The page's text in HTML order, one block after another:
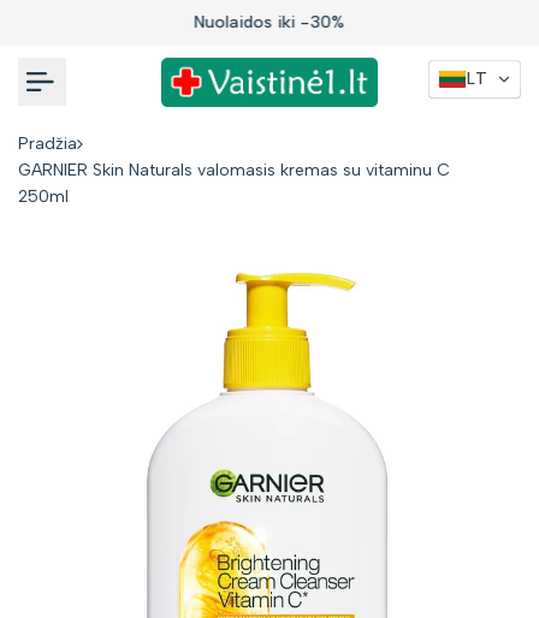
Nuolaidos iki -30%
Pradžia
GARNIER Skin Naturals valomasis kremas su vitaminu C
250ml
LT